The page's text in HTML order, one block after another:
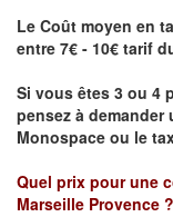
Le Coût moyen en
entre 7€ - 10€ tarif
Si vous êtes 3 ou 4
pensez à
Monospace ou le
Quel prix pour une
Marseille Provence ?